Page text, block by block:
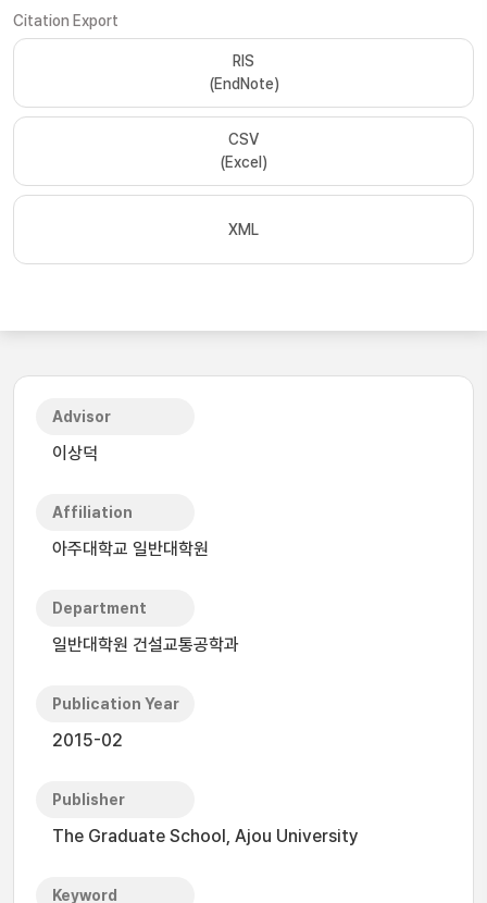
Citation Export
RIS
(EndNote)
CSV
(Excel)
XML
Advisor
이상덕
Affiliation
아주대학교 일반대학원
Department
일반대학원 건설교통공학과
Publication Year
2015-02
Publisher
The Graduate School, Ajou University
Keyword